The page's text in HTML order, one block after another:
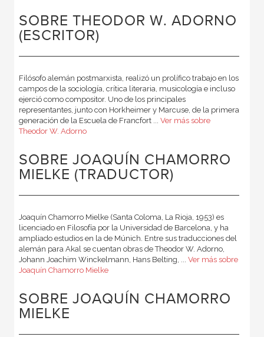
SOBRE THEODOR W. ADORNO
(ESCRITOR)
Filósofo alemán postmarxista, realizó un prolífico trabajo en los
campos de la sociología, crítica literaria, musicología e incluso
ejerció como compositor. Uno de los principales
representantes, junto con Horkheimer y Marcuse, de la primera
generación de la Escuela de Francfort ... Ver más sobre
Theodor W. Adorno
SOBRE JOAQUÍN CHAMORRO
MIELKE (TRADUCTOR)
Joaquín Chamorro Mielke (Santa Coloma, La Rioja, 1953) es
licenciado en Filosofía por la Universidad de Barcelona, y ha
ampliado estudios en la de Múnich. Entre sus traducciones del
alemán para Akal se cuentan obras de Theodor W. Adorno,
Johann Joachim Winckelmann, Hans Belting, ... Ver más sobre
Joaquín Chamorro Mielke
SOBRE JOAQUÍN CHAMORRO
MIELKE